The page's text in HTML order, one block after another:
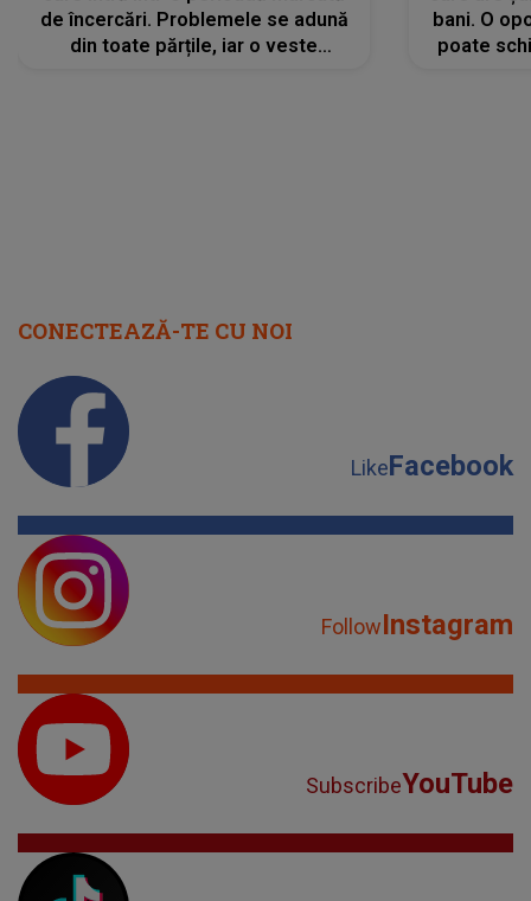
de încercări. Problemele se adună
din toate părțile, iar o veste
bani. O
poate
CONECTEAZĂ-TE CU NOI
LikeFacebook
FollowInstagram
SubscribeYouTube